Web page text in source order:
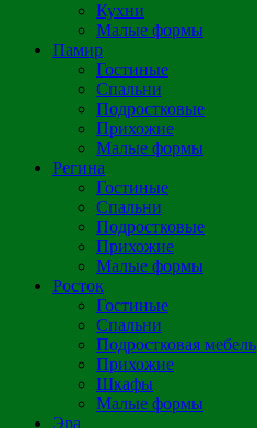
Кухни
Малые формы
Памир
Гостиные
Спальни
Подростковые
Прихожие
Малые формы
Регина
Гостиные
Спальни
Подростковые
Прихожие
Малые формы
Росток
Гостиные
Спальни
Подростковая мебель
Прихожие
Шкафы
Малые формы
Эра